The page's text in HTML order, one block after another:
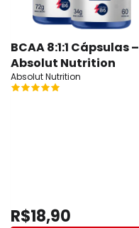
BCAA 8:1:1 Cápsulas –
Absolut Nutrition
Absolut Nutrition
R$18,90